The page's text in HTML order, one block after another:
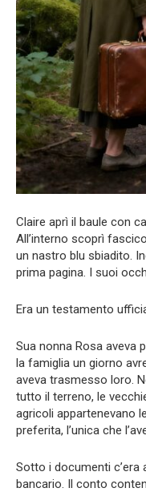
Claire aprì il baule con
All’interno scoprì
un nastro blu sbiadito.
prima pagina. I suoi
Era un testamento
Sua nonna Rosa aveva
la famiglia un giorno
aveva trasmesso loro.
tutto il terreno, le
agricoli appartenevano
preferita, l’unica che
Sotto i documenti c’era
bancario. Il conto